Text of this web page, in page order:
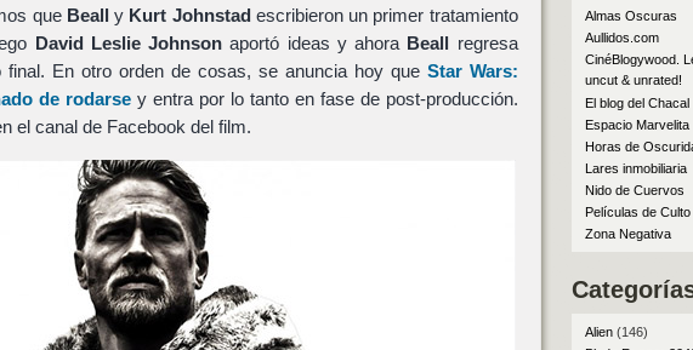
que Beall y Kurt Johnstadescribieron un primer tratamiento
David Leslie Johnson aportó ideas y ahora Beall regresa
final. En otro orden de cosas, se anuncia hoy que Star Wars:
de rodarsey entra por lo tanto en fase de post-producción.
el canal de Facebook del film.
Almas Oscuras
Aullidos.com
CinéBlogywood.
uncut & unrated!
El blog del Chacal
Espacio Marvelita
Horas de
Lares inmobiliaria
Nido de Cuervos
Películas de Culto
Zona Negativa
Alien(146)